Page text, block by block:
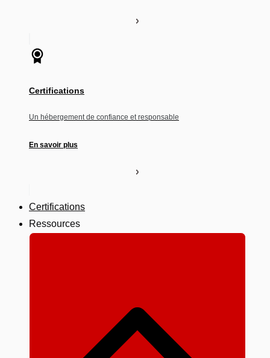
Certifications
Un hébergement de confiance et responsable
En savoir plus
Certifications
Ressources